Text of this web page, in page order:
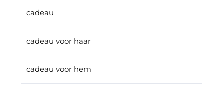
cadeau
cadeau voor haar
cadeau voor hem